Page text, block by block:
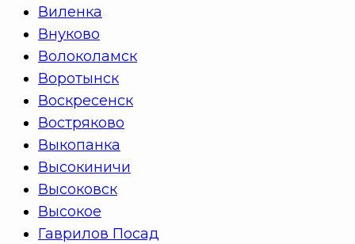
Виленка
Внуково
Волоколамск
Воротынск
Воскресенск
Востряково
Выкопанка
Высокиничи
Высоковск
Высокое
Гаврилов Посад